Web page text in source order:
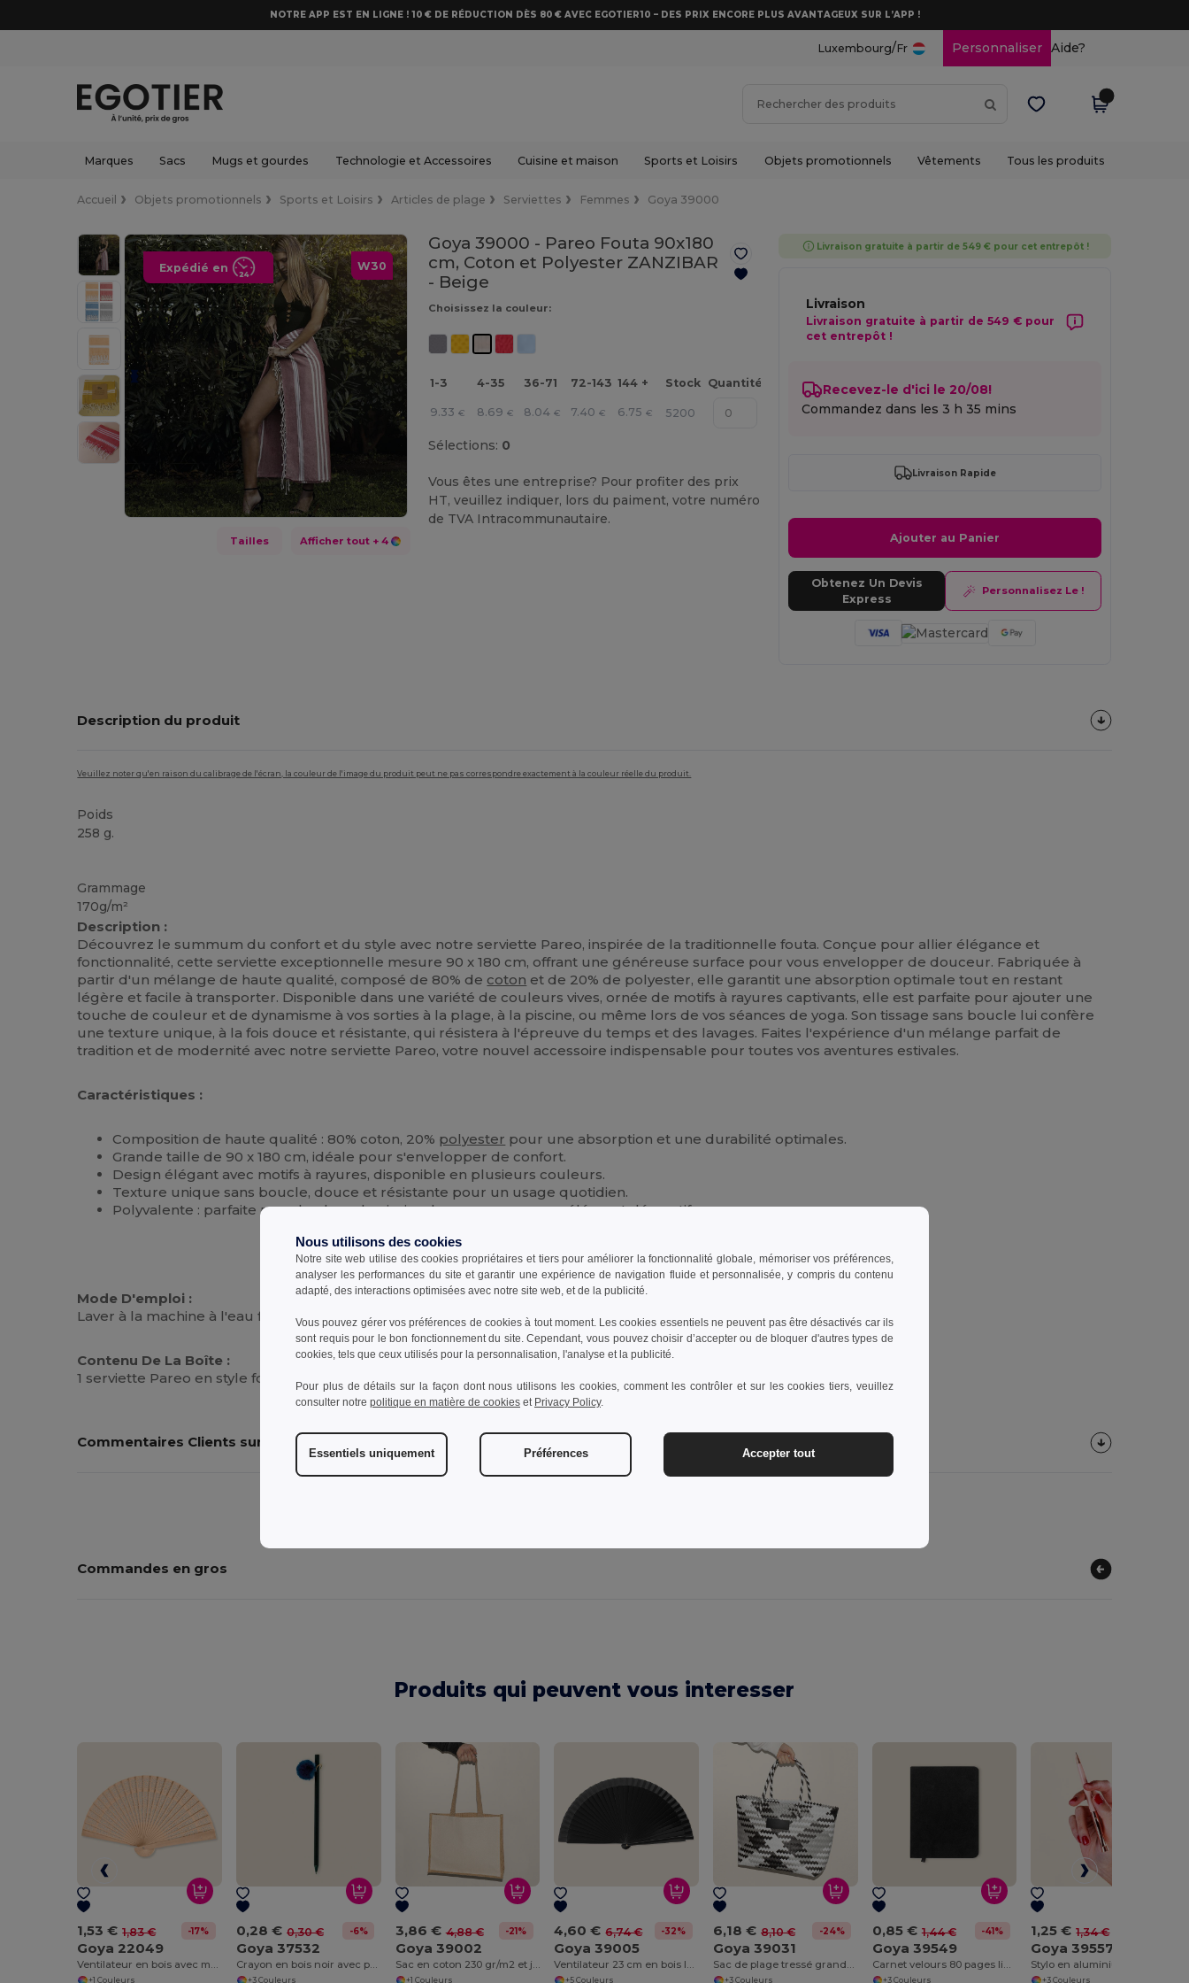
NOTRE APP EST EN LIGNE ! 10 € DE RÉDUCTION DÈS 80 € AVEC EGOTIER10 – DES PRIX ENCORE PLUS AVANTAGEUX SUR L’APP !
Luxembourg/Fr Personnaliser Aide?
Marques Sacs Mugs et gourdes Technologie et Accessoires Cuisine et maison Sports et Loisirs Objets promotionnels Vêtements Tous les produits
Accueil Objets promotionnels Sports et Loisirs Articles de plage Serviettes Femmes Goya 39000
W30
Expédié en
Tailles Afficher tout + 4
Goya 39000 - Pareo Fouta 90x180
cm, Coton et Polyester ZANZIBAR
- Beige
Choisissez la couleur:
1-3 4-35 36-71 72-143 144 + Stock Quantité
9.33 € 8.69 € 8.04 € 7.40 € 6.75 € 5200
Sélections: 0
Vous êtes une entreprise? Pour profiter des prix
HT, veuillez indiquer, lors du paiment, votre numéro
de TVA Intracommunautaire.
Livraison gratuite à partir de 549 € pour cet entrepôt !
Livraison
Livraison gratuite à partir de 549 € pour
cet entrepôt !
Recevez-le d'ici le 20/08!
Commandez dans les3 h 35 mins
Livraison Rapide
Ajouter au Panier
Obtenez Un Devis
Express
Personnalisez Le !
Description du produit
Veuillez noter qu'en raison du calibrage de l'écran, la couleur de l'image du produit peut ne pas correspondre exactement à la couleur réelle du produit.
Poids
258 g.
Grammage
170g/m²
Description :
Découvrez le summum du confort et du style avec notre serviette Pareo, inspirée de la traditionnelle fouta. Conçue pour allier élégance et
fonctionnalité, cette serviette exceptionnelle mesure 90 x 180 cm, offrant une généreuse surface pour vous envelopper de douceur. Fabriquée à
partir d'un mélange de haute qualité, composé de 80% de coton et de 20% de polyester, elle garantit une absorption optimale tout en restant
légère et facile à transporter. Disponible dans une variété de couleurs vives, ornée de motifs à rayures captivants, elle est parfaite pour ajouter une
touche de couleur et de dynamisme à vos sorties à la plage, à la piscine, ou même lors de vos séances de yoga. Son tissage sans boucle lui confère
une texture unique, à la fois douce et résistante, qui résistera à l'épreuve du temps et des lavages. Faites l'expérience d'un mélange parfait de
tradition et de modernité avec notre serviette Pareo, votre nouvel accessoire indispensable pour toutes vos aventures estivales.
Caractéristiques :
Composition de haute qualité : 80% coton, 20% polyester pour une absorption et une durabilité optimales.
Grande taille de 90 x 180 cm, idéale pour s'envelopper de confort.
Design élégant avec motifs à rayures, disponible en plusieurs couleurs.
Texture unique sans boucle, douce et résistante pour un usage quotidien.
Polyvalente : parfaite pour la plage, la piscine, le yoga, ou comme élément décoratif.
Mode D'emploi :
Laver à la machine à l'eau froide, sécher à l'air libre. Ne pas blanchir.
Contenu De La Boîte :
1 serviette Pareo en style fouta, guide d'entretien
Commentaires Clients sur le Produit
Commandes en gros
Produits qui peuvent vous interesser
1,53 € 1,83 € -17%
Goya 22049
Ventilateur en bois avec motifs décoratifs SWEET
+1 Couleurs
0,28 € 0,30 € -6%
Goya 37532
Crayon en bois noir avec pompon multicolore GINGER
+3 Couleurs
3,86 € 4,88 € -21%
Goya 39002
Sac en coton 230 gr/m2 et jute laminé SHOPPER
+1 Couleurs
4,60 € 6,74 € -32%
Goya 39005
Ventilateur 23 cm en bois laqué et polyester LACARED
+5 Couleurs
6,18 € 8,10 € -24%
Goya 39031
Sac de plage tressé grande capacité COAST
+3 Couleurs
0,85 € 1,44 € -41%
Goya 39549
Carnet velours 80 pages lignées crème VELVET
+3 Couleurs
1,25 € 1,34 €
Goya 39557
+3 Couleurs
Nous utilisons des cookies
Notre site web utilise des cookies propriétaires et tiers pour améliorer la fonctionnalité globale, mémoriser vos préférences,
analyser les performances du site et garantir une expérience de navigation fluide et personnalisée, y compris du contenu
adapté, des interactions optimisées avec notre site web, et de la publicité.
Vous pouvez gérer vos préférences de cookies à tout moment. Les cookies essentiels ne peuvent pas être désactivés car ils
sont requis pour le bon fonctionnement du site. Cependant, vous pouvez choisir d’accepter ou de bloquer d'autres types de
cookies, tels que ceux utilisés pour la personnalisation, l'analyse et la publicité.
Pour plus de détails sur la façon dont nous utilisons les cookies, comment les contrôler et sur les cookies tiers, veuillez
consulter notre politique en matière de cookies et Privacy Policy.
Essentiels uniquement Préférences Accepter tout